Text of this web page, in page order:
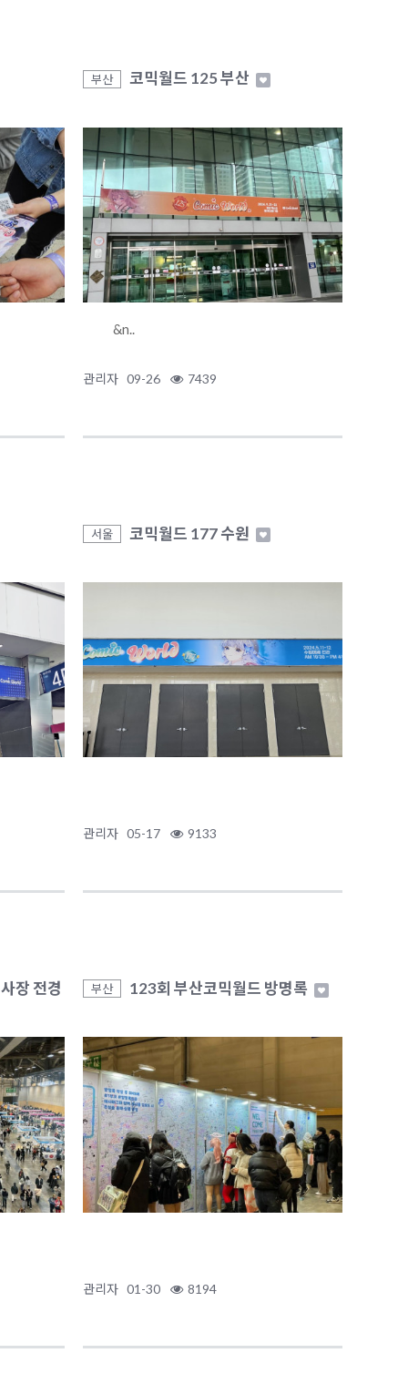
부산 코믹월드 125 부산
&n..
관리자 09-26 7439
서울 코믹월드 177 수원
관리자 05-17 9133
장 전경 부산 123회 부산코믹월드 방명록
관리자 01-30 8194